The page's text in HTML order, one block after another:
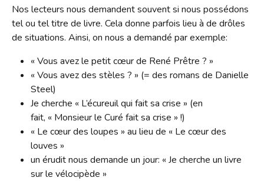
Nos lecteurs nous demandent souvent si nous possédons
tel ou tel titre de livre. Cela donne parfois lieu à de drôles
de situations. Ainsi, on nous a demandé par exemple:
« Vous avez le petit cœur de René Prêtre ? »
« Vous avez des stèles ? » (= des romans de Danielle
Steel)
Je cherche « L’écureuil qui fait sa crise » (en
fait, « Monsieur le Curé fait sa crise » !)
« Le cœur des loupes » au lieu de « Le cœur des
louves »
un érudit nous demande un jour: « Je cherche un livre
sur le vélocipède »